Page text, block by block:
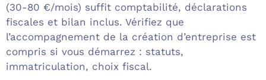
(30-80 €/mois) suffit comptabilité, déclarations
fiscales et bilan inclus. Vérifiez que
l’accompagnement de la création d’entreprise est
compris si vous démarrez : statuts,
immatriculation, choix fiscal.